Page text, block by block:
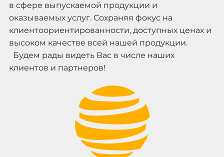
в сфере выпускаемой продукции и
оказываемых услуг. Сохраняя фокус на
клиентоориентированности, доступных ценах и
высоком качестве всей нашей продукции.
Будем рады видеть Вас в числе наших
клиентов и партнеров!